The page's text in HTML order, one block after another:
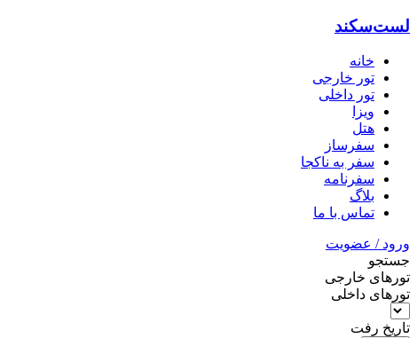
لست‌سکند
خانه
تور خارجی
تور داخلی
ویزا
هتل‌
سفرساز
سفر به ناکجا
سفرنامه
بلاگ
تماس با ما
ورود / عضویت
جستجو
تورهای خارجی
تورهای داخلی
تاریخ رفت